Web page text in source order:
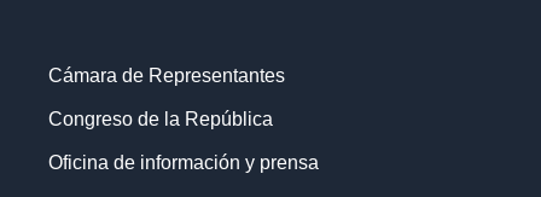
Cámara de Representantes
Congreso de la República
Oficina de información y prensa